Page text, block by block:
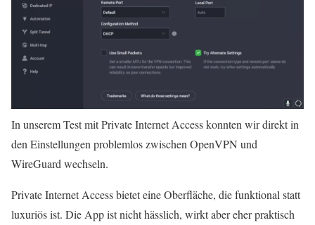
In unserem Test mit Private Internet Access konnten wir direkt in
den Einstellungen problemlos zwischen OpenVPN und
WireGuard wechseln.
Private Internet Access bietet eine Oberfläche, die funktional statt
luxuriös ist. Die App ist nicht hässlich, wirkt aber eher praktisch